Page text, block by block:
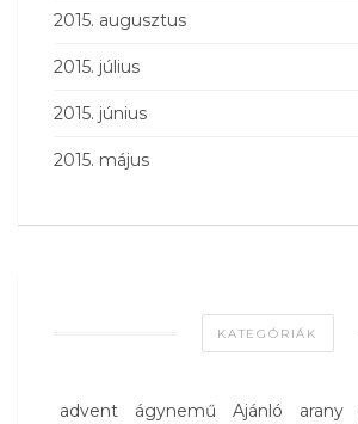
2015. augusztus
2015. július
2015. június
2015. május
KATEGÓRIÁK
advent ágynemű Ajánló arany